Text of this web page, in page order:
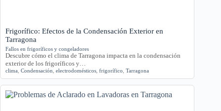
Frigorífico: Efectos de la Condensación Exterior en
Tarragona
Fallos en frigoríficos y congeladores
Descubre cómo el clima de Tarragona impacta en la condensación
exterior de los frigoríficos y…
clima Condensación electrodomésticos frigorífico Tarragona